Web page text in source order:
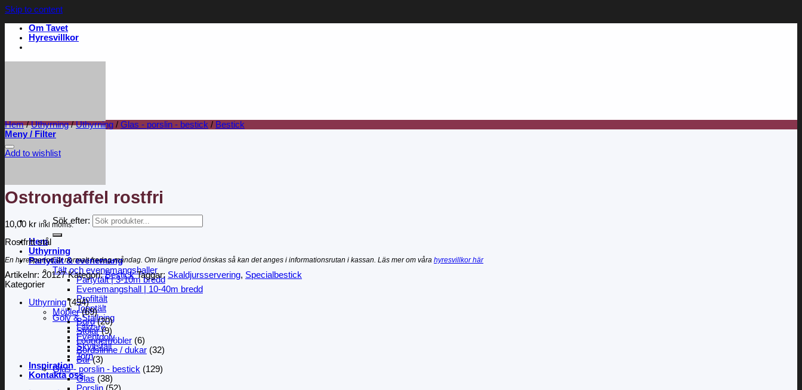
Skip to content
Om Tavet
Hyresvillkor
Sök efter:
Hem
Uthyrning
Partytält & evenemang
Tält och evenemangshaller
Partytält | 3-10m bredd
Evenemangshall | 10-40m bredd
Profiltält
Topptält
Golv & Ställning
Läktare
Eventgolv
Skyltställ
Torn
Inspiration
Kontakta oss
Hem / Uthyrning / Uthyrning / Glas - porslin - bestick / Bestick
Meny / Filter
Add to wishlist
Ostrongaffel rostfri
10,00 kr inkl moms.
Rostfritt stål
En hyresperiod är normalt fredag-måndag. Om längre period önskas så kan det anges i informationsrutan i kassan. Läs mer om våra hyresvillkor här
Artikelnr: 20127 Kategori:Bestick Taggar: Skaldjursservering, Specialbestick
Kategorier
Uthyrning (494)
Möbler (69)
Bord (20)
Stolar (9)
Loungemöbler (6)
Bordslinne / dukar (32)
Bar (3)
Glas - porslin - bestick (129)
Glas (38)